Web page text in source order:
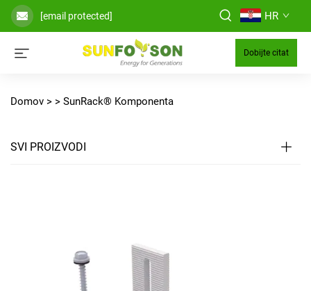
[email protected] HR
Dobijte citat
Domov > > SunRack® Komponenta
SVI PROIZVODI